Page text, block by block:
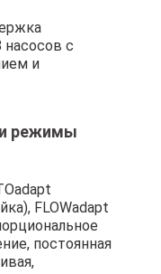
с
и
режимы
FLOWadapt
постоянная